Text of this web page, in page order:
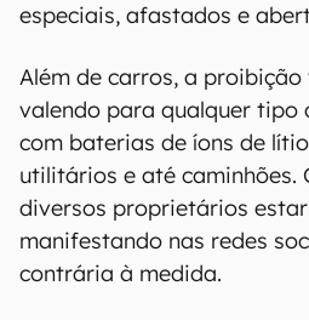
especiais, afastados e
Além de carros, a
valendo para qualquer tipo
com baterias de íons de
utilitários e até caminhões.
diversos proprietários
manifestando nas redes
contrária à medida.